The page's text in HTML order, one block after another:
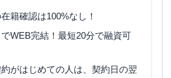
籍確認は100%なし！
WEB完結！最短20分で融資可
がはじめての人は、契約日の翌